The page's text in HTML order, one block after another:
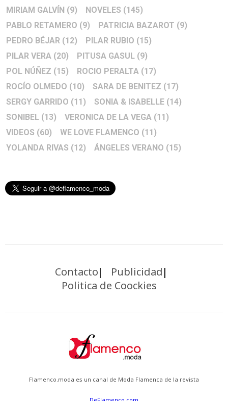
MIRIAM GALVÍN (9) NOVELES (145)
PABLO RETAMERO (9) PATRICIA BAZAROT (9)
PEDRO BÉJAR (12) PILAR RUBIO (15)
PILAR VERA (20) PITUSA GASUL (9)
POL NÚÑEZ (15) ROCIO PERALTA (17)
ROCÍO OLMEDO (10) SARA DE BENITEZ (17)
SERGY GARRIDO (11) SONIA & ISABELLE (14)
SONIBEL (13) VERONICA DE LA VEGA (11)
VIDEOS (60) WE LOVE FLAMENCO (11)
YOLANDA RIVAS (12) ÁNGELES VERANO (15)
Contacto
Publicidad
Politica de Coockies
Flamenco.moda es un canal de Moda Flamenca de la revista